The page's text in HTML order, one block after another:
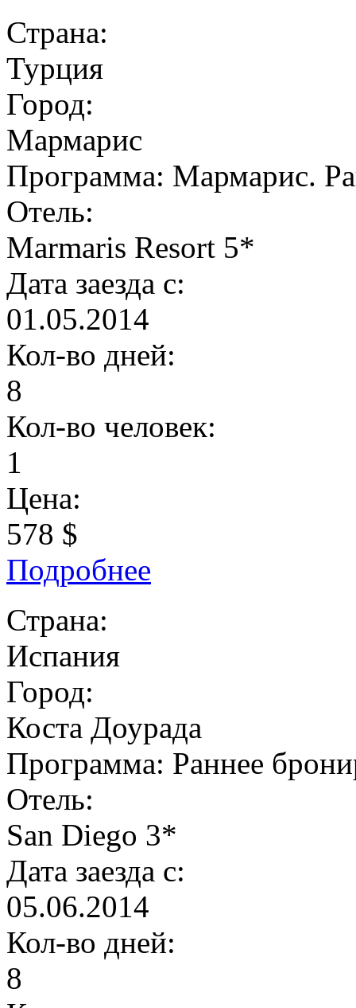
Страна:
Турция
Город:
Мармарис
Программа: Мармарис.
Отель:
Marmaris Resort 5*
Дата заезда с:
01.05.2014
Кол-во дней:
8
Кол-во человек:
1
Цена:
578 $
Подробнее
Страна:
Испания
Город:
Коста Доурада
Программа: Раннее
Отель:
San Diego 3*
Дата заезда с:
05.06.2014
Кол-во дней:
8